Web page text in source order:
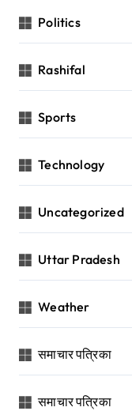
Politics
Rashifal
Sports
Technology
Uncategorized
Uttar Pradesh
Weather
समाचार पत्रिका
समाचार पत्रिका